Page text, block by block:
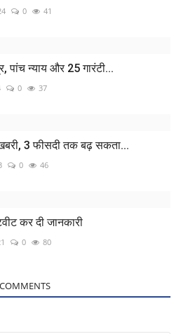
0 41
पांच न्याय और 25 गारंटी...
0 37
3 फीसदी तक बढ़ सकता...
0 46
कर दी जानकारी
0 80